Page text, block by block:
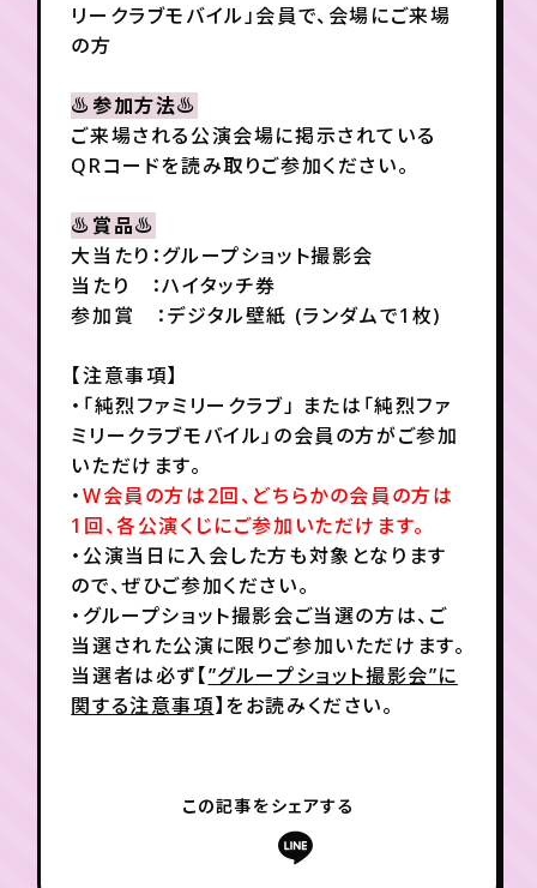
チケット
会員登録 ログイン
リークラブモバイル」会員で、会場にご来場
の方
♨参加方法♨
ご来場される公演会場に掲示されている
QRコードを読み取りご参加ください。
♨賞品♨
大当たり：グループショット撮影会
当たり ：ハイタッチ券
参加賞 ：デジタル壁紙 (ランダムで1枚)
【注意事項】
・「純烈ファミリークラブ」 または「純烈ファ
ミリークラブモバイル」の会員の方がご参加
いただけます。
・W会員の方は2回、どちらかの会員の方は
1回、各公演くじにご参加いただけます。
・公演当日に入会した方も対象となります
ので、ぜひご参加ください。
・グループショット撮影会ご当選の方は、ご
当選された公演に限りご参加いただけます。
当選者は必ず【”グループショット撮影会”に
関する注意事項】をお読みください。
この記事をシェアする